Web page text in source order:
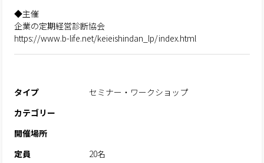
◆主催
企業の定期経営診断協会
https://www.b-life.net/keieishindan_lp/index.html
タイプ
セミナー・ワークショップ
カテゴリー
開催場所
定員
20名